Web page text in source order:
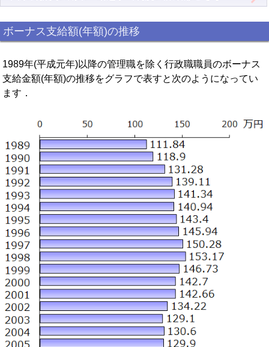
ボーナス支給額(年額)の推移
1989年(平成元年)以降の管理職を除く行政職職員のボーナス
支給金額(年額)の推移をグラフで表すと次のようになってい
ます．